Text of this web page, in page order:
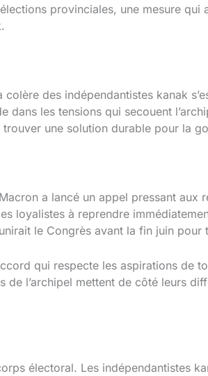
provinciales, une mesure
des indépendantistes kanak
dans les tensions qui secouent
une solution durable pour la
a lancé un appel pressant aux
loyalistes à reprendre
le Congrès avant la fin juin pour
qui respecte les aspirations de
l’archipel mettent de côté leurs
électoral. Les indépendantistes